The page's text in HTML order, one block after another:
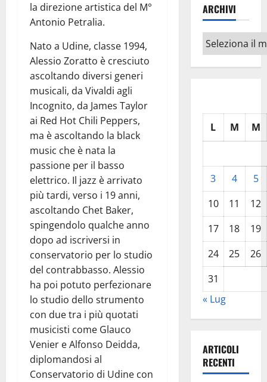
la direzione artistica del M°
Antonio Petralia.
Nato a Udine, classe 1994,
Alessio Zoratto è cresciuto
ascoltando diversi generi
musicali, da Vivaldi agli
Incognito, da James Taylor
ai Red Hot Chili Peppers,
ma è ascoltando la black
music che è nata la
passione per il basso
elettrico. Il jazz è arrivato
più tardi, verso i 19 anni,
ascoltando Chet Baker,
spingendolo qualche anno
dopo ad iscriversi in
conservatorio per lo studio
del contrabbasso. Alessio
ha poi potuto perfezionare
lo studio dello strumento
con due tra i più quotati
musicisti come Glauco
Venier e Alfonso Deidda,
diplomandosi al
Conservatorio di Udine con
ARCHIVI
Archivi
L M M
3 4
5
10
11
12
17
18
19
24
25
26
31
« Lug
ARTICOLI
RECENTI